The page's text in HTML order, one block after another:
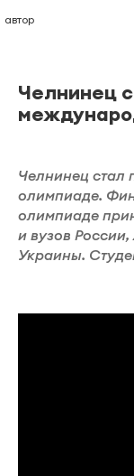
автор
Челнинец
Челнинец стал
олимпиаде.
олимпиаде
и вузов
Украины.